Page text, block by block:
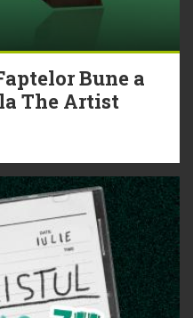
Bune a
The Artist